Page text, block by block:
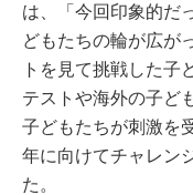
は、「今回印象的だ
どもたちの輪が広が
トを見て挑戦した子
テストや海外の子ど
子どもたちが刺激を
年に向けてチャレン
た。